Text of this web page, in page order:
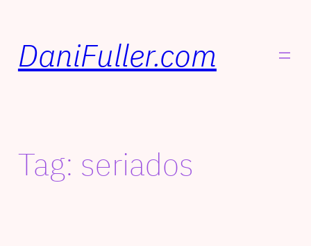
DaniFuller.com
Tag: seriados